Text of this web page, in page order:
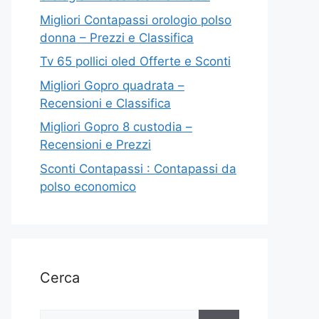
Migliori Contapassi orologio polso
donna – Prezzi e Classifica
Tv 65 pollici oled Offerte e Sconti
Migliori Gopro quadrata –
Recensioni e Classifica
Migliori Gopro 8 custodia –
Recensioni e Prezzi
Sconti Contapassi : Contapassi da
polso economico
Cerca